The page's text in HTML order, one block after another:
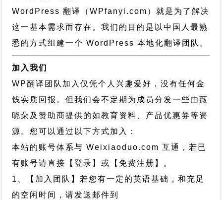
WordPress 翻译（WPfanyi.com） 就是为了解决
这一基本需求而存在。我们的目的是以中国人最熟
悉的方式组建一个 WordPress 本地化翻译团队。
加入我们
WP翻译团队加入仅凭个人兴趣爱好，没有任何金
钱实质回报。但我们会不定期为成员分发一些由薇
晓朵及赞助商提供的如教育资料、产品优惠券等资
源。您可以通过以下方式加入：
本站的账号体系与Weixiaoduo.com 互通，若已
有账号请直接【登录】或【免费注册】。
1、【加入团队】若您有一定的英语基础，和充足
的空闲时间，请发送邮件到